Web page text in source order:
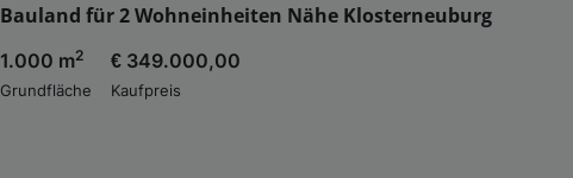
Bauland für 2 Wohneinheiten Nähe Klosterneuburg
1.000 m2
Grundfläche
€ 349.000,00
Kaufpreis